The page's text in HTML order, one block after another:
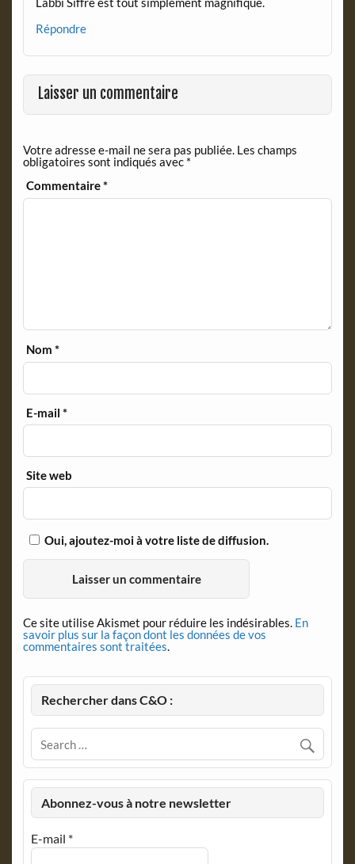
Répondre
Laisser un commentaire
Votre adresse e-mail ne sera pas publiée. Les champs
obligatoires sont indiqués avec *
Commentaire*
Nom*
E-mail*
Site web
Oui, ajoutez-moi à votre liste de diffusion.
Ce site utilise Akismet pour réduire les indésirables. En
savoir plus sur la façon dont les données de vos
commentaires sont traitées.
Rechercher dans C&O :
Abonnez-vous à notre newsletter
E-mail *